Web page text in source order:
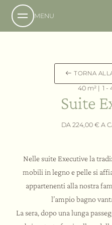
MENU
Chi siamo
La nostra filosofia
Accessibilità
La tenuta
La villa
L’ospitalità
Offerte in Umbria
Regala Valle di Assisi
TORNA
40 m² | 1 -
Suite
DA 224,00 € A
Nelle suite Executive la
mobili in legno e pelle si
appartenenti alla nostra
l’ampio bagno
La sera, dopo una lunga